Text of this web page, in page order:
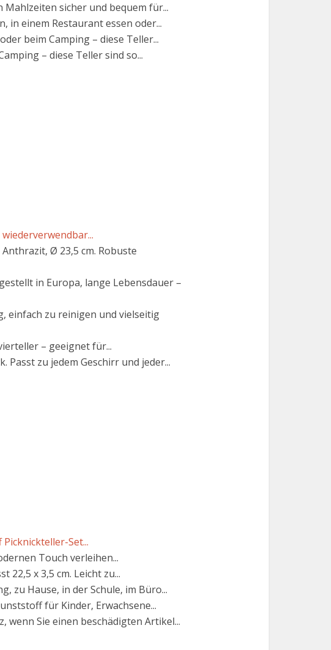
sicher und bequem für...
in einem Restaurant essen oder...
beim Camping – diese Teller...
– diese Teller sind so...
Ø 23,5 cm. Robuste
in Europa, lange Lebensdauer –
einfach zu reinigen und vielseitig
– geeignet für...
Passt zu jedem Geschirr und jeder...
Set...
Touch verleihen...
22,5 x 3,5 cm. Leicht zu...
zu Hause, in der Schule, im Büro...
für Kinder, Erwachsene...
wenn Sie einen beschädigten Artikel...